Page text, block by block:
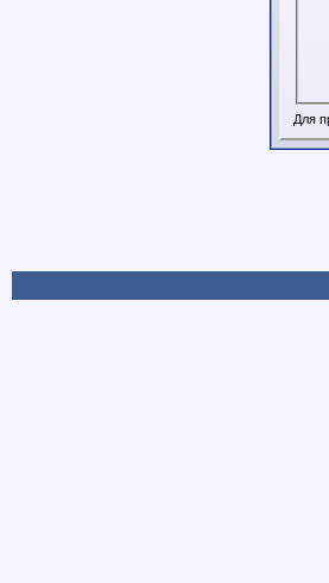
Для